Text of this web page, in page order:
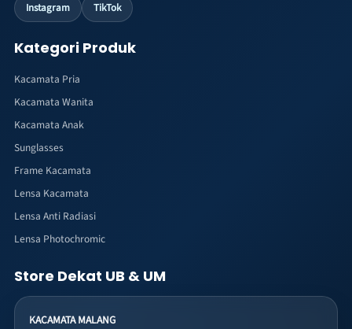
Instagram TikTok
Kategori Produk
Kacamata Pria
Kacamata Wanita
Kacamata Anak
Sunglasses
Frame Kacamata
Lensa Kacamata
Lensa Anti Radiasi
Lensa Photochromic
Store Dekat UB & UM
KACAMATA MALANG